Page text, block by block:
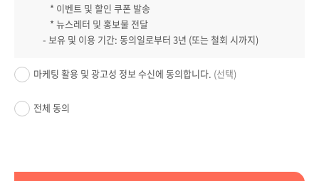
* 이벤트 및 할인 쿠폰 발송
* 뉴스레터 및 홍보물 전달
- 보유 및 이용 기간: 동의일로부터 3년 (또는 철회 시까지)
마케팅 활용 및 광고성 정보 수신에 동의합니다. (선택)
전체 동의